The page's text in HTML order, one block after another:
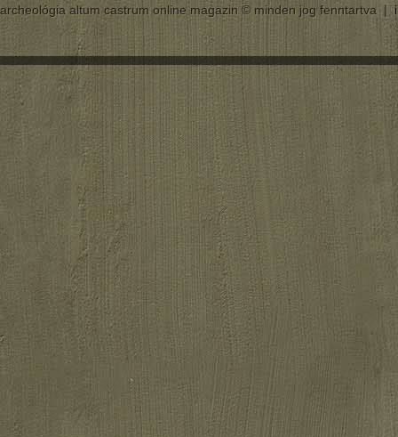
archeológia altum castrum online magazin © minden jog fenntartva |